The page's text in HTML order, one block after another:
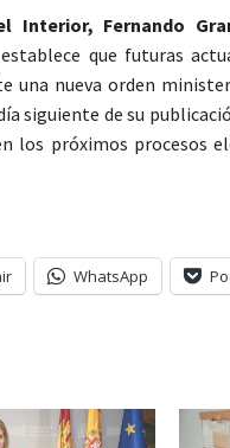
Interior, Fernando
que futuras
una nueva orden
siguiente de su
los próximos procesos
WhatsApp